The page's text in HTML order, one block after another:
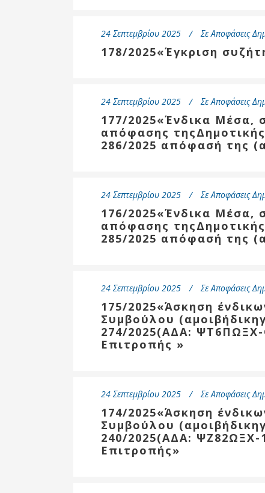
24 Σεπτεμβρίου 2025 Σε Αποφάσεις
178/2025«Έγκριση
24 Σεπτεμβρίου 2025 Σε Αποφάσεις
177/2025«Ένδικα Μέσα,
απόφασης
286/2025 απόφασή της
24 Σεπτεμβρίου 2025 Σε Αποφάσεις
176/2025«Ένδικα Μέσα,
απόφασης
285/2025 απόφασή της
24 Σεπτεμβρίου 2025 Σε Αποφάσεις
175/2025«Άσκηση
Συμβούλου
274/2025(ΑΔΑ:
Επιτροπής »
24 Σεπτεμβρίου 2025 Σε Αποφάσεις
174/2025«Άσκηση
Συμβούλου
240/2025(ΑΔΑ:
Επιτροπής»